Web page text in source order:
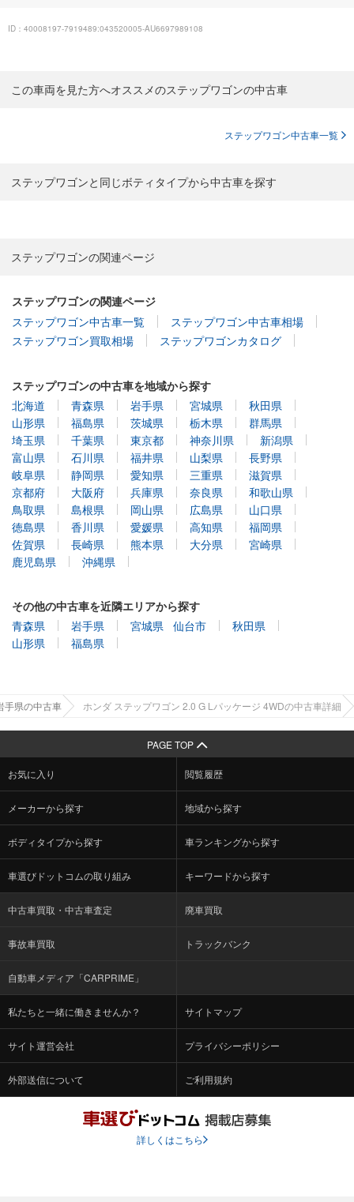
ID：40008197-7919489:043520005-AU6697989108
この車両を見た方へオススメのステップワゴンの中古車
ステップワゴン中古車一覧
ステップワゴンと同じボティタイプから中古車を探す
ステップワゴンの関連ページ
ステップワゴンの関連ページ
ステップワゴン中古車一覧
ステップワゴン中古車相場
ステップワゴン買取相場
ステップワゴンカタログ
ステップワゴンの中古車を地域から探す
北海道
青森県 岩手県 宮城県
秋田県
山形県
福島県 茨城県 栃木県
群馬県
埼玉県
千葉県 東京都 神奈川県
新潟県
富山県
石川県 福井県 山梨県
長野県
岐阜県
静岡県 愛知県 三重県
滋賀県
京都府
大阪府 兵庫県 奈良県
和歌山県
鳥取県
島根県 岡山県 広島県
山口県
徳島県
香川県 愛媛県 高知県
福岡県
佐賀県
長崎県 熊本県 大分県
宮崎県
鹿児島県
沖縄県
その他の中古車を近隣エリアから探す
青森県
岩手県 宮城県 仙台市
秋田県
山形県
福島県
手県の中古車 ホンダ ステップワゴン 2.0 G Lパッケージ 4WDの中古車詳細
PAGE TOP
お気に入り 閲覧履歴
メーカーから探す 地域から探す
ボディタイプから探す 車ランキングから探す
車選びドットコムの取り組み キーワードから探す
中古車買取・中古車査定 廃車買取
事故車買取 トラックバンク
自動車メディア「CARPRIME」
私たちと一緒に働きませんか？ サイトマップ
サイト運営会社 プライバシーポリシー
外部送信について ご利用規約
詳しくはこちら